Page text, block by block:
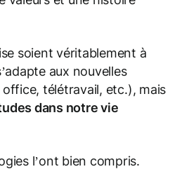
soient véritablement à
aux nouvelles
télétravail, etc.), mais
dans notre vie
l’ont bien compris.